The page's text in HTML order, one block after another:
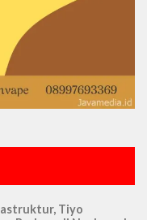
Tiyo